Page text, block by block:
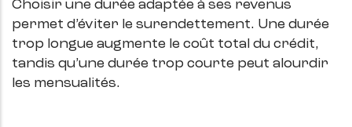
Choisir une durée adaptée à ses revenus
permet d’éviter le surendettement. Une durée
trop longue augmente le coût total du crédit,
tandis qu’une durée trop courte peut alourdir
les mensualités.